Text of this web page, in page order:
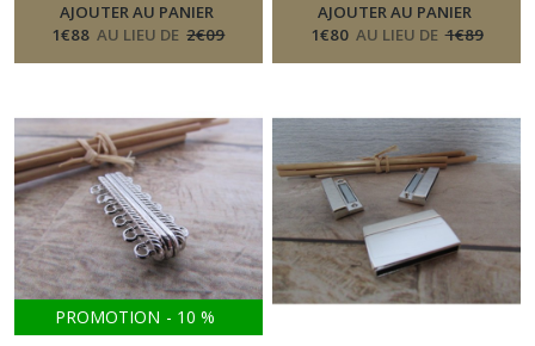
FermoirsAJOUTER AU PANIER
1€88 AU LIEU DE 2€09
AJOUTER AU PANIER
1€80 AU LIEU DE 1€89
PROMOTION - 10 %